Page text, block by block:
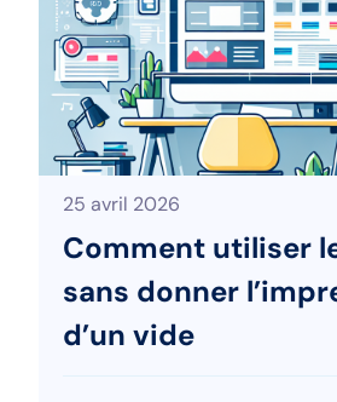
25 avril 2026
Comment utiliser
sans donner
d’un vide